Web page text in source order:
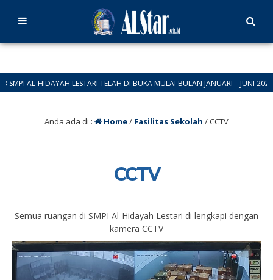
AL-HIDAYAH LESTARI TELAH DI BUKA MULAI BULAN JANUARI – JUNI 2026
BARU 2026
Anda ada di : Home/ Fasilitas Sekolah /CCTV
CCTV
Semua ruangan di SMPI Al-Hidayah Lestari di lengkapi dengan
kamera CCTV